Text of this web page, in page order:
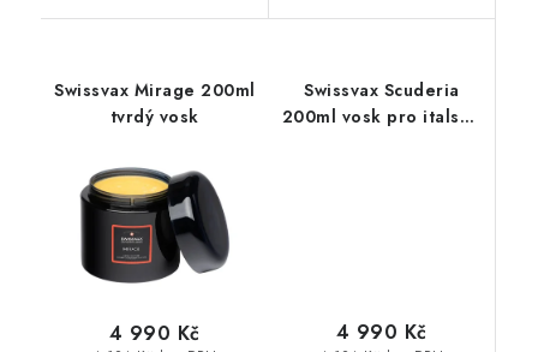
Swissvax Mirage 200ml
tvrdý vosk
4 990 Kč
Swissvax Scuderia
200ml vosk pro italské
4 990 Kč